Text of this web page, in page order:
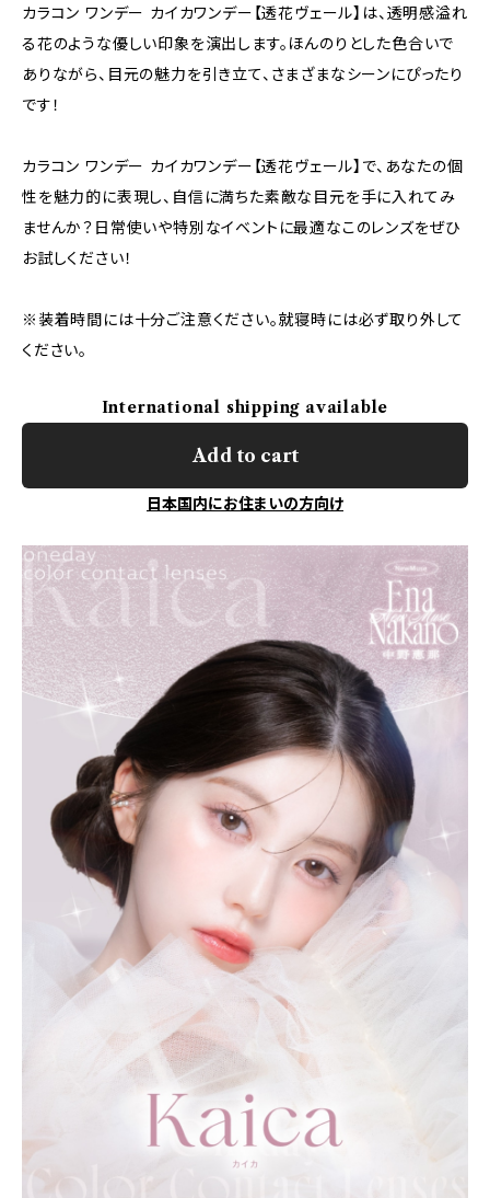
カラコン ワンデー カイカワンデー【透花ヴェール】は、透明感溢れ
る花のような優しい印象を演出します。ほんのりとした色合いで
ありながら、目元の魅力を引き立て、さまざまなシーンにぴったり
です！
カラコン ワンデー カイカワンデー【透花ヴェール】で、あなたの個
性を魅力的に表現し、自信に満ちた素敵な目元を手に入れてみ
ませんか？日常使いや特別なイベントに最適なこのレンズをぜひ
お試しください！
※装着時間には十分ご注意ください。就寝時には必ず取り外して
ください。
International shipping available
Add to cart
日本国内にお住まいの方向け